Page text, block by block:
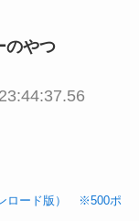
のやつ
ロード版） ※500ポ